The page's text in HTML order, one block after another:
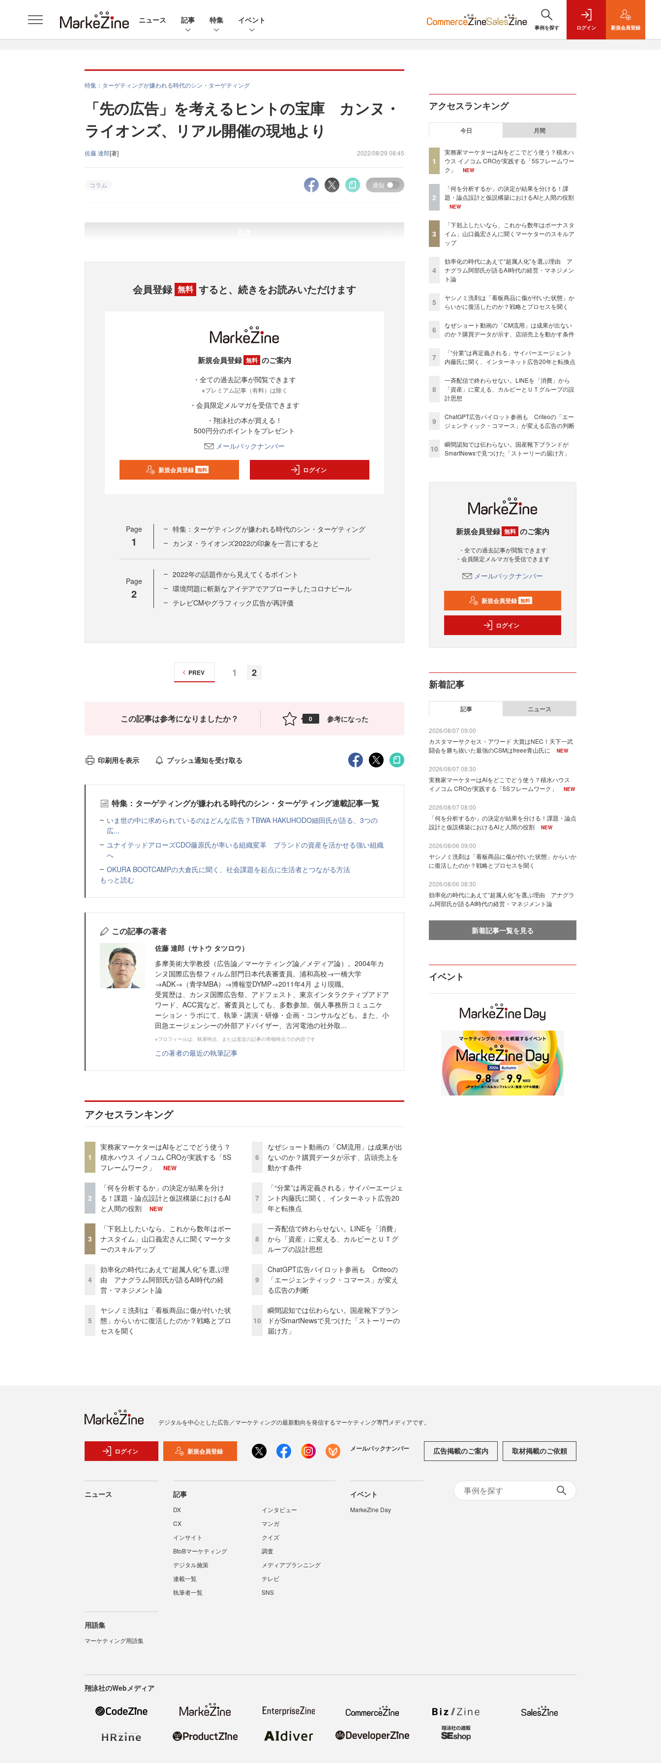
ニュース 記事 特集 イベント
事例を探す ログイン 新規会員登録
特集：ターゲティングが嫌われる時代のシン・ターゲティング
「先の広告」を考えるヒントの宝庫 カンヌ・
ライオンズ、リアル開催の現地より
佐藤 達郎[著] 2022/08/29 08:45
コラム 通知
会員登録 無料 すると、続きをお読みいただけます
新規会員登録 無料 のご案内
・全ての過去記事が閲覧できます
※プレミアム記事（有料）は除く
・会員限定メルマガを受信できます
・翔泳社の本が買える！
500円分のポイントをプレゼント
メールバックナンバー
新規会員登録 無料 ログイン
Page
1
特集：ターゲティングが嫌われる時代のシン・ターゲティング
カンヌ・ライオンズ2022の印象を一言にすると
Page
2
2022年の話題作から見えてくるポイント
環境問題に斬新なアイデアでアプローチしたコロナビール
テレビCMやグラフィック広告が再評価
1 2
PREV
この記事は参考になりましたか？ 0 参考になった
印刷用を表示 プッシュ通知を受け取る
特集：ターゲティングが嫌われる時代のシン・ターゲティング連載記事一覧
いま世の中に求められているのはどんな広告？TBWA HAKUHODO細田氏が語る、3つの
広...
ユナイテッドアローズCDO藤原氏が率いる組織変革 ブランドの資産を活かせる強い組織
へ
OKURA BOOTCAMPの大倉氏に聞く、社会課題を起点に生活者とつながる方法
もっと読む
この記事の著者
佐藤 達郎（サトウ タツロウ）
多摩美術大学教授（広告論／マーケティング論／メディア論）。2004年カ
ンヌ国際広告祭フィルム部門日本代表審査員。浦和高校→一橋大学
→ADK→（青学MBA）→博報堂DYMP→2011年4月 より現職。
受賞歴は、カンヌ国際広告祭、アドフェスト、東京インタラクティブアドア
ワード、ACC賞など。審査員としても、多数参加。個人事務所コミュニケ
ーション・ラボにて、執筆・講演・研修・企画・コンサルなども。また、小
田急エージェンシーの外部アドバイザー、古河電池の社外取...
※プロフィールは、執筆時点、または直近の記事の寄稿時点での内容です
この著者の最近の執筆記事
アクセスランキング
1
実務家マーケターはAIをどこでどう使う？
積水ハウス イノコム CROが実践する「5S
フレームワーク」
NEW
2
「何を分析するか」の決定が結果を分け
る！課題・論点設計と仮説構築におけるAI
と人間の役割
NEW
3
「下剋上したいなら、これから数年はボー
ナスタイム」山口義宏さんに聞くマーケタ
ーのスキルアップ
4
効率化の時代にあえて“超属人化”を選ぶ理
由 アナグラム阿部氏が語るAI時代の経
営・マネジメント論
5
ヤシノミ洗剤は「看板商品に傷が付いた状
態」からいかに復活したのか？戦略とプロ
セスを聞く
6
なぜショート動画の「CM流用」は成果が出
ないのか？購買データが示す、店頭売上を
動かす条件
7
「“分業”は再定義される」サイバーエージェ
ント内藤氏に聞く、インターネット広告20
年と転換点
8
一斉配信で終わらせない。LINEを「消費」
から「資産」に変える、カルビーとＵＴグ
ループの設計思想
9
ChatGPT広告パイロット参画も Criteoの
「エージェンティック・コマース」が変え
る広告の判断
10
瞬間認知では伝わらない。国産靴下ブラン
ドがSmartNewsで見つけた「ストーリーの
届け方」
アクセスランキング
今日 月間
1
実務家マーケターはAIをどこでどう使う？積水ハ
ウス イノコム CROが実践する「5Sフレームワー
ク」
NEW
2
「何を分析するか」の決定が結果を分ける！課
題・論点設計と仮説構築におけるAIと人間の役割
NEW
3
「下剋上したいなら、これから数年はボーナスタ
イム」山口義宏さんに聞くマーケターのスキルア
ップ
4
効率化の時代にあえて“超属人化”を選ぶ理由 ア
ナグラム阿部氏が語るAI時代の経営・マネジメン
ト論
5
ヤシノミ洗剤は「看板商品に傷が付いた状態」か
らいかに復活したのか？戦略とプロセスを聞く
6
なぜショート動画の「CM流用」は成果が出ない
のか？購買データが示す、店頭売上を動かす条件
7
「“分業”は再定義される」サイバーエージェント
内藤氏に聞く、インターネット広告20年と転換点
8
一斉配信で終わらせない。LINEを「消費」から
「資産」に変える、カルビーとＵＴグループの設
計思想
9
ChatGPT広告パイロット参画も Criteoの「エー
ジェンティック・コマース」が変える広告の判断
10
瞬間認知では伝わらない。国産靴下ブランドが
SmartNewsで見つけた「ストーリーの届け方」
新規会員登録 無料 のご案内
・全ての過去記事が閲覧できます
・会員限定メルマガを受信できます
メールバックナンバー
新規会員登録 無料
ログイン
新着記事
記事 ニュース
2026/08/07 09:00
カスタマーサクセス・アワード 大賞はNEC！天下一武
闘会を勝ち抜いた最強のCSMはfreee青山氏に
NEW
2026/08/07 08:30
実務家マーケターはAIをどこでどう使う？積水ハウス
イノコム CROが実践する「5Sフレームワーク」
NEW
2026/08/07 08:00
「何を分析するか」の決定が結果を分ける！課題・論点
設計と仮説構築におけるAIと人間の役割
NEW
2026/08/06 09:00
ヤシノミ洗剤は「看板商品に傷が付いた状態」からいか
に復活したのか？戦略とプロセスを聞く
2026/08/06 08:30
効率化の時代にあえて“超属人化”を選ぶ理由 アナグラ
ム阿部氏が語るAI時代の経営・マネジメント論
新着記事一覧を見る
イベント
デジタルを中心とした広告／マーケティングの最新動向を発信するマーケティング専門メディアです。
ログイン 新規会員登録 メールバックナンバー 広告掲載のご案内 取材掲載のご依頼
ニュース 記事
DX
インタビュー
CX
マンガ
インサイト
クイズ
BtoBマーケティング
調査
デジタル施策
メディアプランニング
連載一覧
テレビ
執筆者一覧
SNS
イベント
MarkeZine Day
用語集
マーケティング用語集
翔泳社のWebメディア